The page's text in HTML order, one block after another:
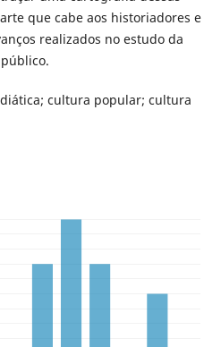
que cabe aos historiadores e
realizados no estudo da
cultura popular; cultura